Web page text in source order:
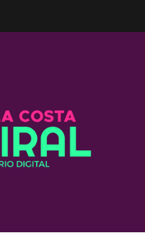
Viral